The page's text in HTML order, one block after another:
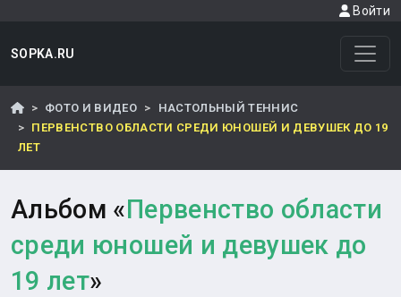
Войти
SOPKA.RU
ФОТО И ВИДЕО
НАСТОЛЬНЫЙ ТЕННИС
ПЕРВЕНСТВО ОБЛАСТИ СРЕДИ ЮНОШЕЙ И ДЕВУШЕК ДО 19
ЛЕТ
Альбом «Первенство области
среди юношей и девушек до
19 лет»